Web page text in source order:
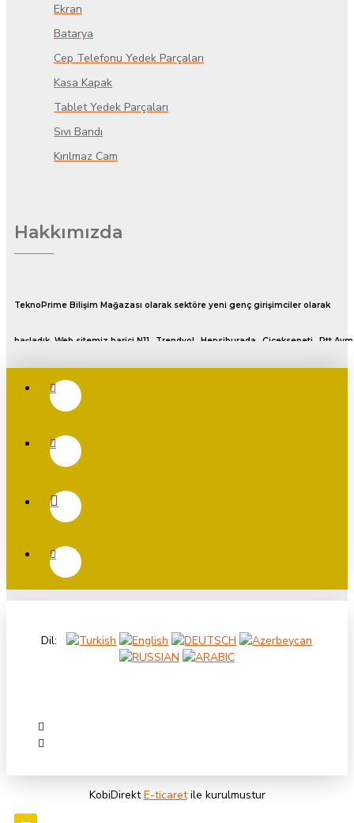
Ekran
Batarya
Cep Telefonu Yedek Parçaları
Kasa Kapak
Tablet Yedek Parçaları
Sıvı Bandı
Kırılmaz Cam
Hakkımızda
TeknoPrime Bilişim Mağazası olarak sektöre yeni genç girişimciler olarak
başladık. Web sitemiz harici N11 , Trendyol , Hepsiburada , Çiçeksepeti , Ptt Avm
değerlendirmeler ile satış yapmaktayız.Bu platfrom da ki mağaza linklerimiz
sitemizin en alt kısmında Diğer Satış Kanalları adlı bölümde mevcuttur.
sunmaktayız.
Hafta İçi 10:00 18:00 Cumartesi Günü 10:00 14:00 arası sizlere hizmet
vermekteyiz. Bunun haricinde günün her anı bizlerle iletişime geçebilirsiniz.
arayarak bizlerle iletişime geçebilirsiniz.
Ürün modelinden emin olmadığınız da whatsapp hattından bizlerle iletişime
Satın aldığınız her ürün için fatura kesilmektedir ve tarafınıza mail olarak
Dil:
KobiDirektE-ticaretile kurulmustur